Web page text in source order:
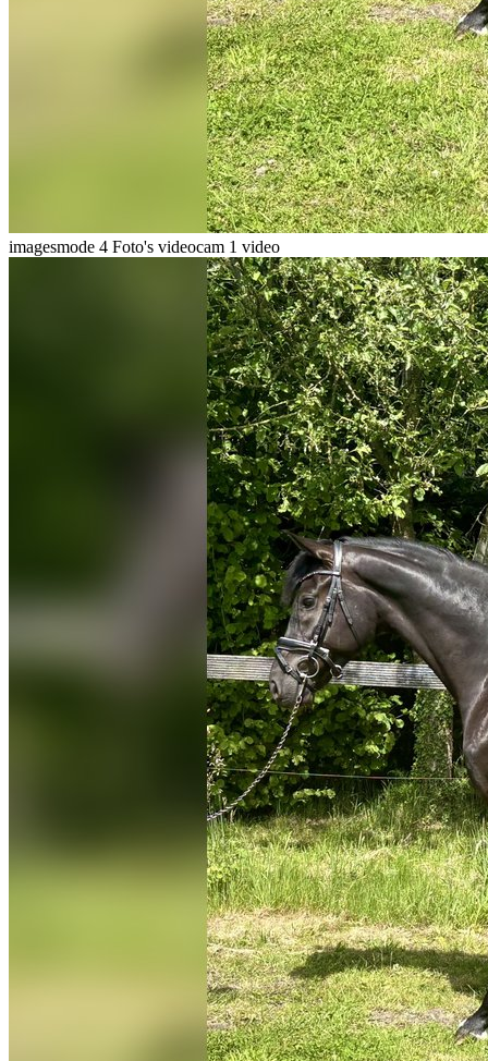
imagesmode 4 Foto's videocam 1 video